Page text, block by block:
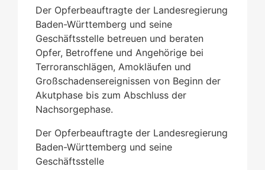
Der Opferbeauftragte der Landesregierung
Baden-Württemberg und seine
Geschäftsstelle betreuen und beraten
Opfer, Betroffene und Angehörige bei
Terroranschlägen, Amokläufen und
Großschadensereignissen von Beginn der
Akutphase bis zum Abschluss der
Nachsorgephase.
Der Opferbeauftragte der Landesregierung
Baden-Württemberg und seine
Geschäftsstelle